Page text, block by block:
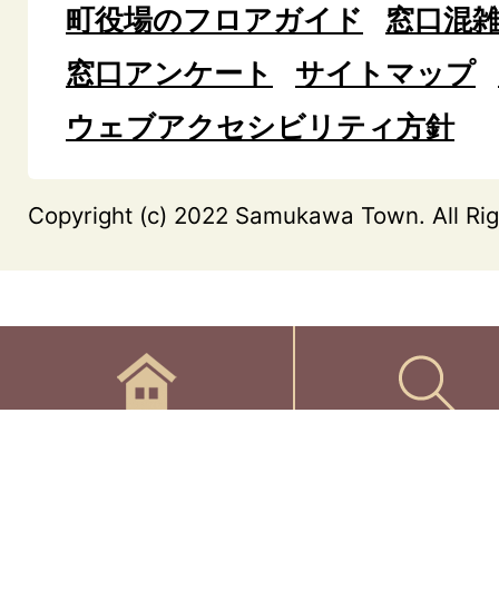
町役場のフロアガイド
窓口混
窓口アンケート
サイトマップ
ウェブアクセシビリティ方針
Copyright (c) 2022 Samukawa Town. All